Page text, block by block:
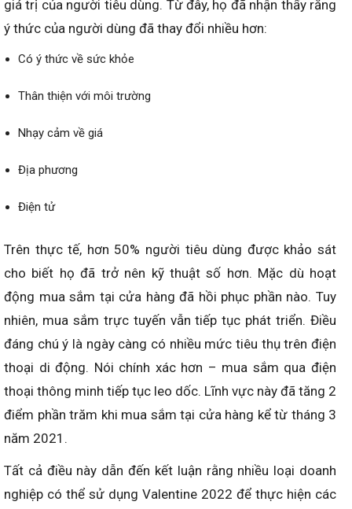
giá trị của người tiêu dùng. Từ đây, họ đã nhận thấy rằng
ý thức của người dùng đã thay đổi nhiều hơn:
Có ý thức về sức khỏe
Thân thiện với môi trường
Nhạy cảm về giá
Địa phương
Điện tử
Trên thực tế, hơn 50% người tiêu dùng được khảo sát
cho biết họ đã trở nên kỹ thuật số hơn. Mặc dù hoạt
động mua sắm tại cửa hàng đã hồi phục phần nào. Tuy
nhiên, mua sắm trực tuyến vẫn tiếp tục phát triển. Điều
đáng chú ý là ngày càng có nhiều mức tiêu thụ trên điện
thoại di động. Nói chính xác hơn – mua sắm qua điện
thoại thông minh tiếp tục leo dốc. Lĩnh vực này đã tăng 2
điểm phần trăm khi mua sắm tại cửa hàng kể từ tháng 3
năm 2021.
Tất cả điều này dẫn đến kết luận rằng nhiều loại doanh
nghiệp có thể sử dụng Valentine 2022 để thực hiện các